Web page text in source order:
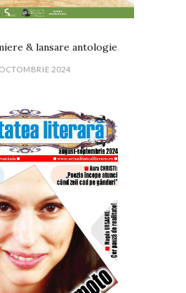
& lansare antologie
2024